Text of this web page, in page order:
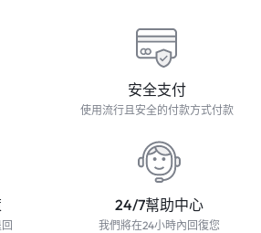
安全支付
使用流行且安全的付款方式付款
24/7幫助中心
我們將在24小時內回復您